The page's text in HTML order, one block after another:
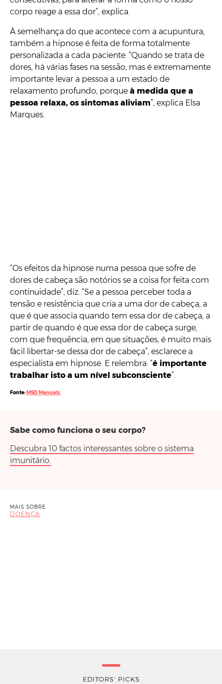
corpo reage a essa dor”, explica.
À semelhança do que acontece com a acupuntura,
também a hipnose é feita de forma totalmente
personalizada a cada paciente. “Quando se trata de
dores, há várias fases na sessão, mas é extremamente
importante levar a pessoa a um estado de
relaxamento profundo, porque à medida que a
pessoa relaxa, os sintomas aliviam”, explica Elsa
Marques.
“Os efeitos da hipnose numa pessoa que sofre de
dores de cabeça são notórios se a coisa for feita com
continuidade”, diz. “Se a pessoa perceber toda a
tensão e resistência que cria a uma dor de cabeça, a
que é que associa quando tem essa dor de cabeça, a
partir de quando é que essa dor de cabeça surge,
com que frequência, em que situações, é muito mais
fácil libertar-se dessa dor de cabeça”, esclarece a
especialista em hipnose. E relembra: “é importante
trabalhar isto a um nível subconsciente”.
Fonte: MSD Manuals
Sabe como funciona o seu corpo?
Descubra 10 factos interessantes sobre o sistema
imunitário.
MAIS SOBRE
DOENÇA
EDITORS' PICKS